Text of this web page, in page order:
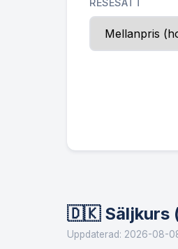
RESESÄTT
🇩🇰 Säljkurs
Uppdaterad: 2026-08-